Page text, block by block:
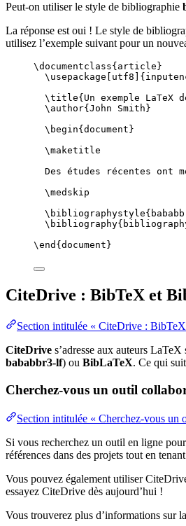
Peut-on utiliser le style de bibliographie
La réponse est oui ! Le style de
utilisez l’exemple suivant pour un
\documentclass{ article }
\usepackage
utf8 ]{
\title{Un exemple
\author{John Smith}
\begin{ document }
\maketitle
Des études récentes ont
\medskip
\bibliographystyle
\bibliography
\end { document }
CiteDrive : BibTeX et
Section intitulée « CiteDrive :
CiteDrive s’adresse aux auteurs LaTeX
bababbr3-lf) ou BibLaTeX. Ce qui
Cherchez-vous un outil
Section intitulée « Cherchez-vous un
Si vous recherchez un outil en ligne
références dans des projets tout en
Vous pouvez également utiliser
essayez CiteDrive dès aujourd’hui !
Vous trouverez plus d’informations sur